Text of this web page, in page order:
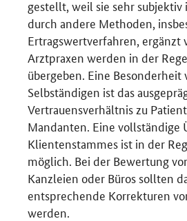
gestellt, weil sie sehr
durch andere Methoden,
Ertragswertverfahren, ergänzt
Arztpraxen werden in der
übergeben. Eine
Selbständigen ist das
Vertrauensverhältnis zu
Mandanten. Eine vollständige
Klientenstammes ist in der
möglich. Bei der Bewertung
Kanzleien oder Büros sollten
entsprechende Korrekturen
werden.